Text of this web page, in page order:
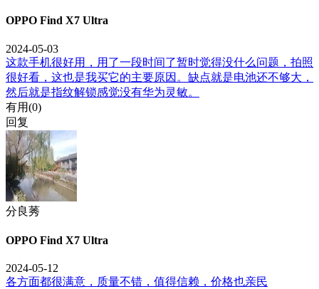
OPPO Find X7 Ultra
2024-05-03
这款手机很好用，用了一段时间了暂时觉得没什么问题，拍照
很好看，这也是我买它的主要原因。缺点就是电池还不够大，
然后就是指纹解锁感觉没有华为灵敏。
有用(0)
回复
分良莠
OPPO Find X7 Ultra
2024-05-12
各方面都很满意，质量不错，值得信赖，价格也亲民